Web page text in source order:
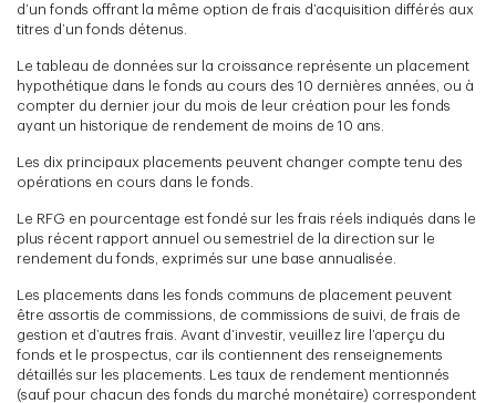
d’un fonds offrant la même option de frais d’acquisition différés aux
titres d’un fonds détenus.
Le tableau de données sur la croissance représente un placement
hypothétique dans le fonds au cours des 10 dernières années, ou à
compter du dernier jour du mois de leur création pour les fonds
ayant un historique de rendement de moins de 10 ans.
Les dix principaux placements peuvent changer compte tenu des
opérations en cours dans le fonds.
Le RFG en pourcentage est fondé sur les frais réels indiqués dans le
plus récent rapport annuel ou semestriel de la direction sur le
rendement du fonds, exprimés sur une base annualisée.
Les placements dans les fonds communs de placement peuvent
être assortis de commissions, de commissions de suivi, de frais de
gestion et d’autres frais. Avant d’investir, veuillez lire l’aperçu du
fonds et le prospectus, car ils contiennent des renseignements
détaillés sur les placements. Les taux de rendement mentionnés
(sauf pour chacun des fonds du marché monétaire) correspondent